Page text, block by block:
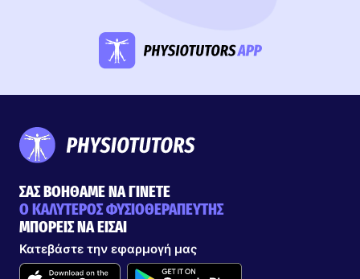
ΣΑΣ ΒΟΗΘΑΜΕ ΝΑ ΓΙΝΕΤΕ
Ο ΚΑΛΥΤΕΡΟΣ ΦΥΣΙΟΘΕΡΑΠΕΥΤΗΣ
ΜΠΟΡΕΙΣ ΝΑ ΕΙΣΑΙ
Κατεβάστε την εφαρμογή μας